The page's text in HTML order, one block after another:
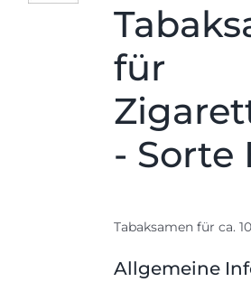
für
- Sorte
Tabaksamen für ca.
Allgemeine